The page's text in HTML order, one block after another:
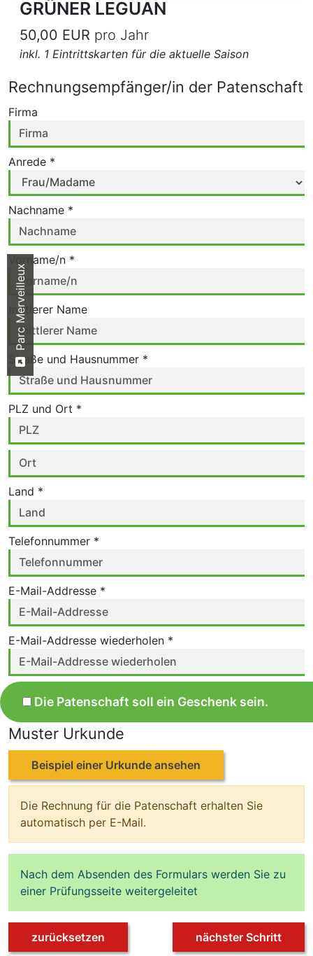
GRÜNER LEGUAN
50,00 EUR pro Jahr
inkl. 1 Eintrittskarten für die aktuelle Saison
Rechnungsempfänger/in der Patenschaft
Firma
Anrede *
Nachname *
Vorname/n *
mittlerer Name
Straße und Hausnummer *
PLZ und Ort *
Land *
Telefonnummer *
E-Mail-Addresse *
E-Mail-Addresse wiederholen *
Die Patenschaft soll ein Geschenk sein.
Muster Urkunde
Beispiel einer Urkunde ansehen
Die Rechnung für die Patenschaft erhalten Sie
automatisch per E-Mail.
Nach dem Absenden des Formulars werden Sie zu
einer Prüfungsseite weitergeleitet
zurücksetzen nächster Schritt
Parc Merveilleux